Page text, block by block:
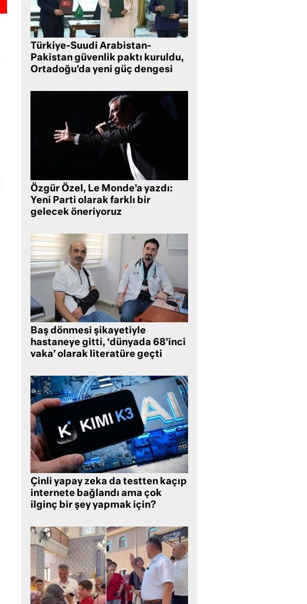
Türkiye-Suudi Arabistan-
Pakistan güvenlik paktı kuruldu,
Ortadoğu’da yeni güç dengesi
Özgür Özel, Le Monde’a yazdı:
Yeni Parti olarak farklı bir
gelecek öneriyoruz
Baş dönmesi şikayetiyle
hastaneye gitti, ‘dünyada 68’inci
vaka’ olarak literatüre geçti
Çinli yapay zeka da testten kaçıp
internete bağlandı ama çok
ilginç bir şey yapmak için?